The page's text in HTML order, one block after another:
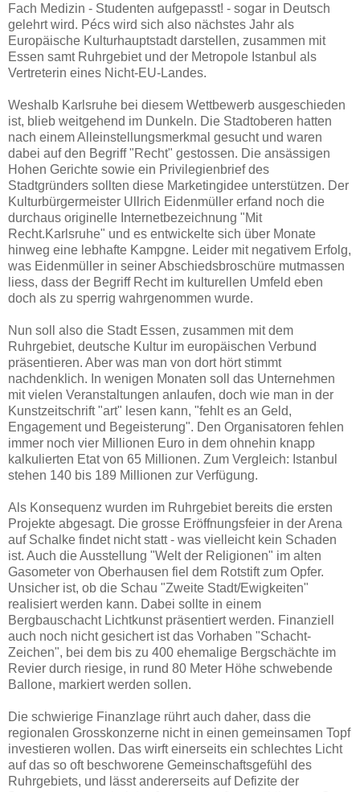
Fach Medizin - Studenten aufgepasst! - sogar in Deutsch
gelehrt wird. Pécs wird sich also nächstes Jahr als
Europäische Kulturhauptstadt darstellen, zusammen mit
Essen samt Ruhrgebiet und der Metropole Istanbul als
Vertreterin eines Nicht-EU-Landes.
Weshalb Karlsruhe bei diesem Wettbewerb ausgeschieden
ist, blieb weitgehend im Dunkeln. Die Stadtoberen hatten
nach einem Alleinstellungsmerkmal gesucht und waren
dabei auf den Begriff "Recht" gestossen. Die ansässigen
Hohen Gerichte sowie ein Privilegienbrief des
Stadtgründers sollten diese Marketingidee unterstützen. Der
Kulturbürgermeister Ullrich Eidenmüller erfand noch die
durchaus originelle Internetbezeichnung "Mit
Recht.Karlsruhe" und es entwickelte sich über Monate
hinweg eine lebhafte Kampgne. Leider mit negativem Erfolg,
was Eidenmüller in seiner Abschiedsbroschüre mutmassen
liess, dass der Begriff Recht im kulturellen Umfeld eben
doch als zu sperrig wahrgenommen wurde.
Nun soll also die Stadt Essen, zusammen mit dem
Ruhrgebiet, deutsche Kultur im europäischen Verbund
präsentieren. Aber was man von dort hört stimmt
nachdenklich. In wenigen Monaten soll das Unternehmen
mit vielen Veranstaltungen anlaufen, doch wie man in der
Kunstzeitschrift "art" lesen kann, "fehlt es an Geld,
Engagement und Begeisterung". Den Organisatoren fehlen
immer noch vier Millionen Euro in dem ohnehin knapp
kalkulierten Etat von 65 Millionen. Zum Vergleich: Istanbul
stehen 140 bis 189 Millionen zur Verfügung.
Als Konsequenz wurden im Ruhrgebiet bereits die ersten
Projekte abgesagt. Die grosse Eröffnungsfeier in der Arena
auf Schalke findet nicht statt - was vielleicht kein Schaden
ist. Auch die Ausstellung "Welt der Religionen" im alten
Gasometer von Oberhausen fiel dem Rotstift zum Opfer.
Unsicher ist, ob die Schau "Zweite Stadt/Ewigkeiten"
realisiert werden kann. Dabei sollte in einem
Bergbauschacht Lichtkunst präsentiert werden. Finanziell
auch noch nicht gesichert ist das Vorhaben "Schacht-
Zeichen", bei dem bis zu 400 ehemalige Bergschächte im
Revier durch riesige, in rund 80 Meter Höhe schwebende
Ballone, markiert werden sollen.
Die schwierige Finanzlage rührt auch daher, dass die
regionalen Grosskonzerne nicht in einen gemeinsamen Topf
investieren wollen. Das wirft einerseits ein schlechtes Licht
auf das so oft beschworene Gemeinschaftsgefühl des
Ruhrgebiets, und lässt andererseits auf Defizite der